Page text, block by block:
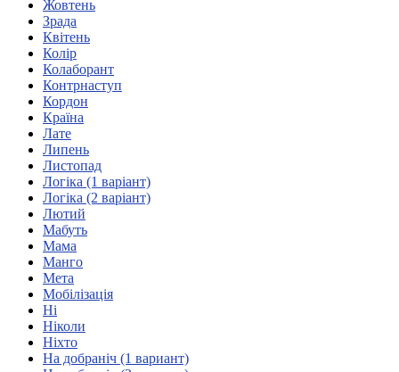
Реєстр перекладачів жестової мови Українського
товариства глухих
Підготовка перекладачів
"Сервіс УТОГ"
Безбар'єрність для глухих
Волинська область
Дніпропетровська область
Київська область
Жовтень
Зрада
Квітень
Колір
Колаборант
Контрнаступ
Кордон
Країна
Лате
Липень
Листопад
Логіка (1 варіант)
Логіка (2 варіант)
Лютий
Мабуть
Мама
Манго
Мета
Мобілізація
Ні
Ніколи
Ніхто
На добраніч (1 вариант)